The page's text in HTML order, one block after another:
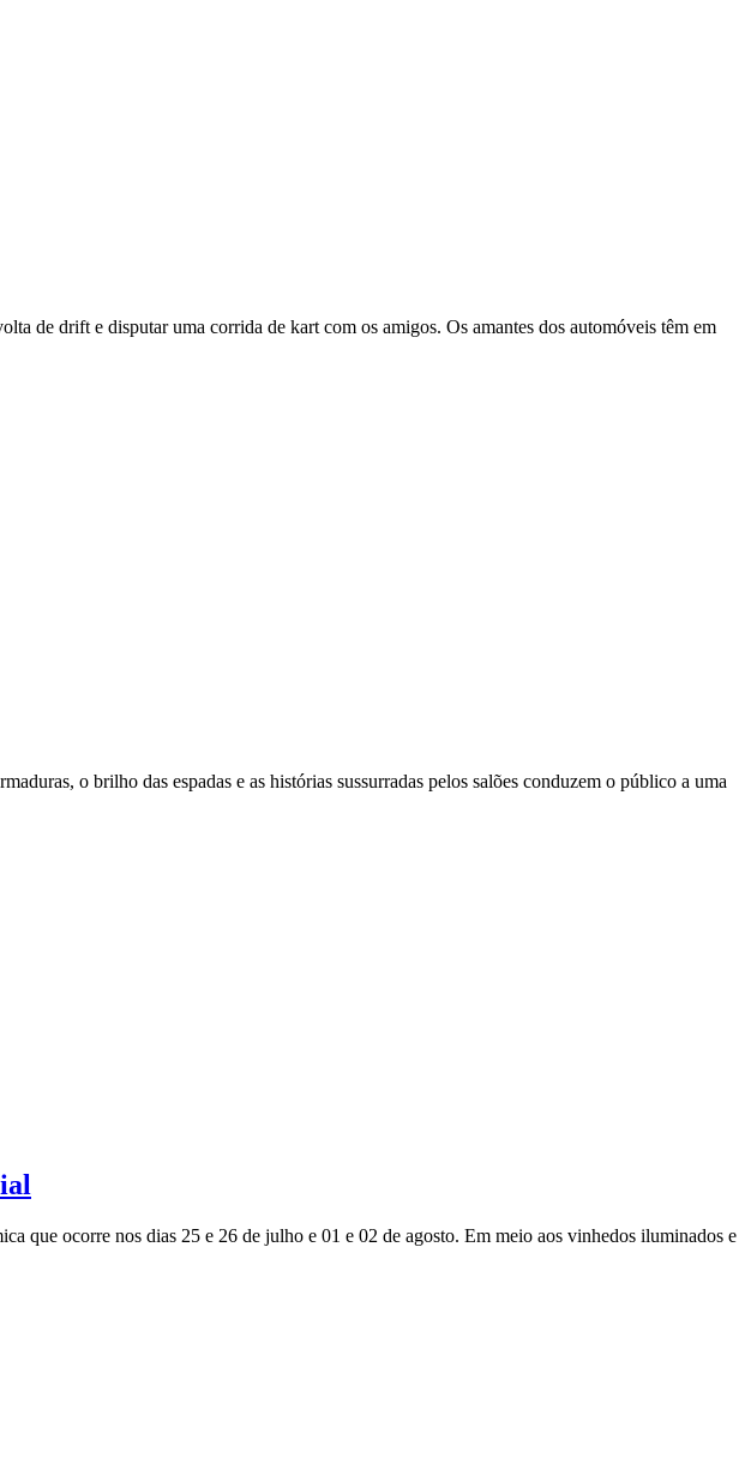
de drift e disputar uma corrida de kart com os amigos. Os amantes dos automóveis têm em
o brilho das espadas e as histórias sussurradas pelos salões conduzem o público a uma
que ocorre nos dias 25 e 26 de julho e 01 e 02 de agosto. Em meio aos vinhedos iluminados e